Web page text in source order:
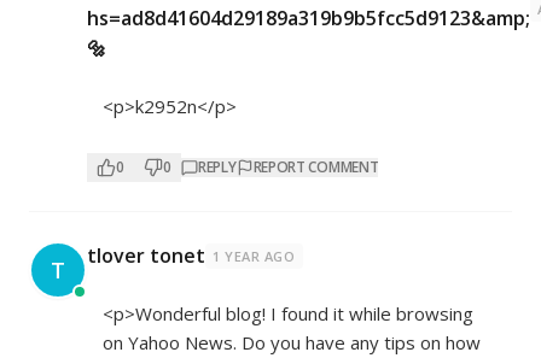
hs=ad8d41604d29189a319b9b5fcc5d9123&amp;
🔩
<p>k2952n</p>
0 0 REPLY REPORT COMMENT
T tlover tonet 1 YEAR AGO
<p>Wonderful blog! I found it while browsing
on Yahoo News. Do you have any tips on how